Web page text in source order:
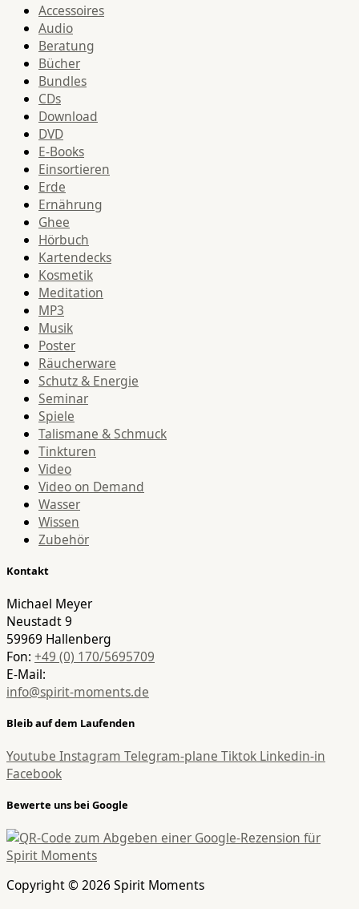
Accessoires
Audio
Beratung
Bücher
Bundles
CDs
Download
DVD
E-Books
Einsortieren
Erde
Ernährung
Ghee
Hörbuch
Kartendecks
Kosmetik
Meditation
MP3
Musik
Poster
Räucherware
Schutz & Energie
Seminar
Spiele
Talismane & Schmuck
Tinkturen
Video
Video on Demand
Wasser
Wissen
Zubehör
Kontakt
Michael Meyer
Neustadt 9
59969 Hallenberg
Fon: +49 (0) 170/5695709
E-Mail:
info@spirit-moments.de
Bleib auf dem Laufenden
Youtube Instagram Telegram-plane Tiktok Linkedin-in
Facebook
Bewerte uns bei Google
Copyright © 2026 Spirit Moments